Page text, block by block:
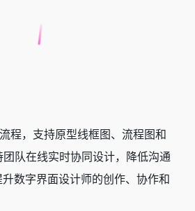
程，支持原型线框图、流程图和
队在线实时协同设计，降低沟通
数字界面设计师的创作、协作和